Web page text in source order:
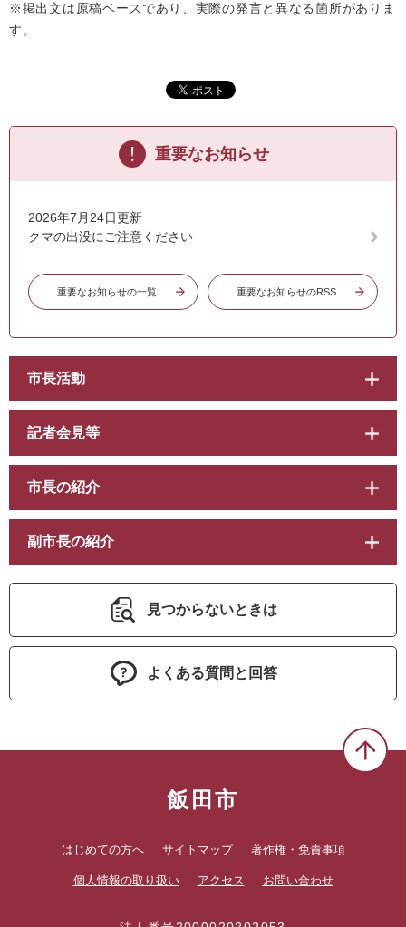
※掲出文は原稿ベースであり、実際の発言と異なる箇所がありま
す。
重要なお知らせ
2026年7月24日更新
クマの出没にご注意ください
重要なお知らせの一覧 重要なお知らせのRSS
市長活動
記者会見等
市長の紹介
副市長の紹介
見つからないときは
よくある質問と回答
飯田市
はじめての方へ サイトマップ 著作権・免責事項
個人情報の取り扱い アクセス お問い合わせ